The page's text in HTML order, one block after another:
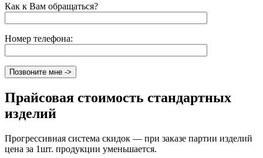
Как к Вам обращаться?
Номер телефона:
Прайсовая стоимость стандартных
изделий
Прогрессивная система скидок — при заказе партии изделий
цена за 1шт. продукции уменьшается.